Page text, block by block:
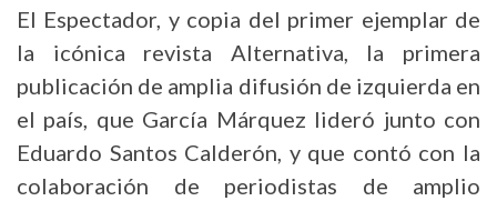
El Espectador, y copia del primer ejemplar de
la icónica revista Alternativa, la primera
publicación de amplia difusión de izquierda en
el país, que García Márquez lideró junto con
Eduardo Santos Calderón, y que contó con la
colaboración de periodistas de amplio